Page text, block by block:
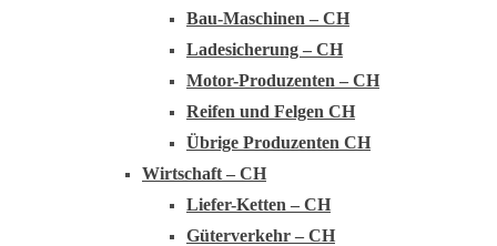
Bau-Maschinen – CH
Ladesicherung – CH
Motor-Produzenten – CH
Reifen und Felgen CH
Übrige Produzenten CH
Wirtschaft – CH
Liefer-Ketten – CH
Güterverkehr – CH